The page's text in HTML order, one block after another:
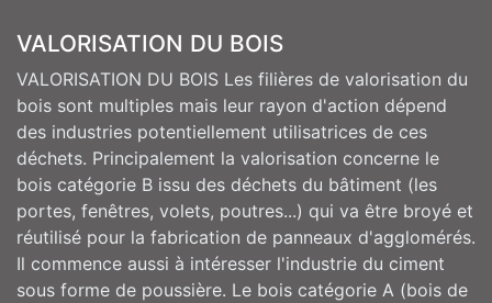
VALORISATION DU BOIS
VALORISATION DU BOIS Les filières de valorisation du
bois sont multiples mais leur rayon d'action dépend
des industries potentiellement utilisatrices de ces
déchets. Principalement la valorisation concerne le
bois catégorie B issu des déchets du bâtiment (les
portes, fenêtres, volets, poutres...) qui va être broyé et
réutilisé pour la fabrication de panneaux d'agglomérés.
Il commence aussi à intéresser l'industrie du ciment
sous forme de poussière. Le bois catégorie A (bois de